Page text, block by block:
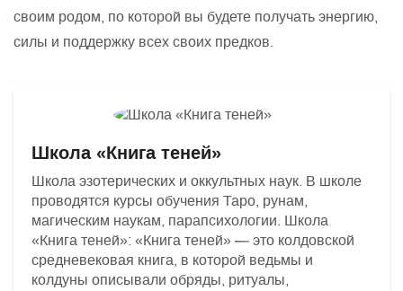
своим родом, по которой вы будете получать энергию,
силы и поддержку всех своих предков.
Школа «Книга теней»
Школа эзотерических и оккультных наук. В школе
проводятся курсы обучения Таро, рунам,
магическим наукам, парапсихологии. Школа
«Книга теней»: «Книга теней» — это колдовской
средневековая книга, в которой ведьмы и
колдуны описывали обряды, ритуалы,